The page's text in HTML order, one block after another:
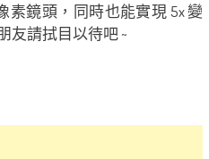
像素鏡頭，同時也能實現 5x 變
友請拭目以​​​​待吧 ~